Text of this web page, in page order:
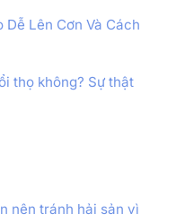
Dễ Lên Cơn Và Cách
thọ không? Sự thật
nên tránh hải sản vì